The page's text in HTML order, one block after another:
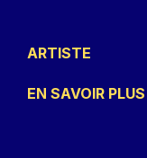
ARTISTE
EN SAVOIR PLUS